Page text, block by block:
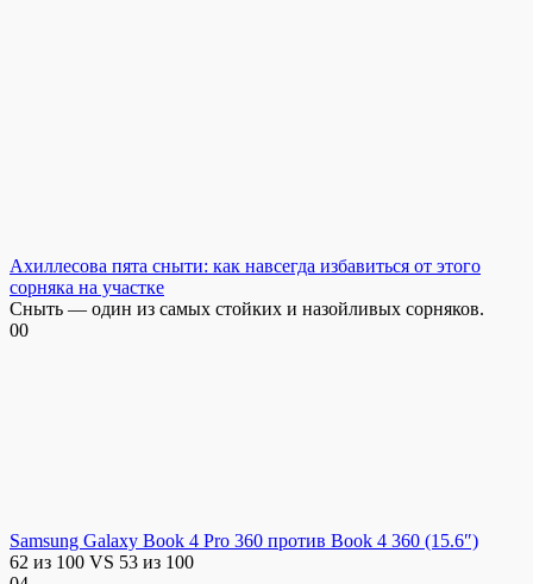
Ахиллесова пята сныти: как навсегда избавиться от этого
сорняка на участке
Сныть — один из самых стойких и назойливых сорняков.
00
Samsung Galaxy Book 4 Pro 360 против Book 4 360 (15.6″)
62 из 100 VS 53 из 100